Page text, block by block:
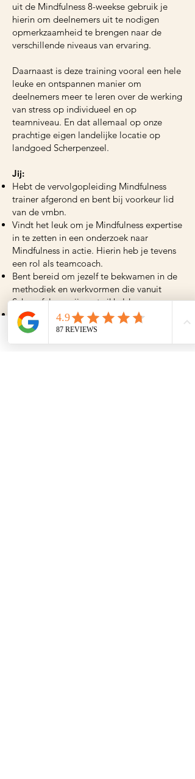
uit de Mindfulness 8-weekse gebruik je
hierin om deelnemers uit te nodigen
opmerkzaamheid te brengen naar de
verschillende niveaus van ervaring.
Daarnaast is deze training vooral een hele
leuke en ontspannen manier om
deelnemers meer te leren over de werking
van stress op individueel en op
teamniveau. En dat allemaal op onze
prachtige eigen landelijke locatie op
landgoed Scherpenzeel.
Jij:
Hebt de vervolgopleiding Mindfulness
trainer afgerond en bent bij voorkeur lid
van de vmbn.
Vindt het leuk om je Mindfulness expertise
in te zetten in een onderzoek naar
Mindfulness in actie. Hierin heb je tevens
een rol als teamcoach.
Bent bereid om jezelf te bekwamen in de
methodiek en werkvormen die vanuit
Schaapfulness zijn ontwikkeld.
Hebt affiniteit met schapen en wilt graag
meer leren over hoe dieren lichaamstaal